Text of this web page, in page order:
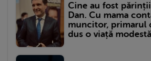
Cine au fost
Dan. Cu mama
muncitor, primarul
dus o viață